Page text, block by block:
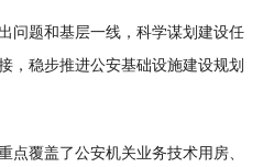
问题和基层一线，科学谋划建设任
，稳步推进公安基础设施建设规划
点覆盖了公安机关业务技术用房、